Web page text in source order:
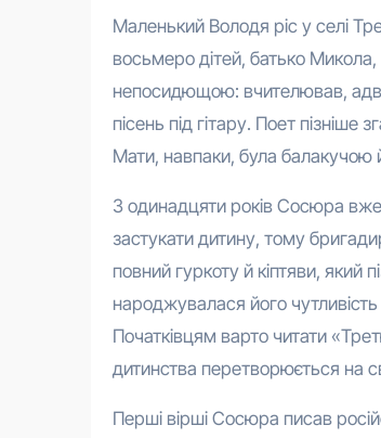
Маленький Володя ріс у селі
восьмеро дітей, батько
непосидющою: вчителював,
пісень під гітару. Поет
Мати, навпаки, була балакучою
З одинадцяти років Сосюра вже
застукати дитину, тому
повний гуркоту й кіптяви, який
народжувалася його
Початківцям варто читати
дитинства перетворюється на
Перші вірші Сосюра писав